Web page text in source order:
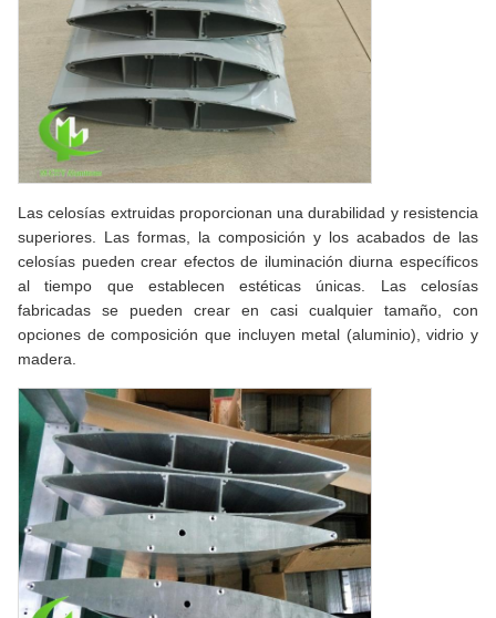
Las celosías extruidas proporcionan una durabilidad y resistencia
superiores. Las formas, la composición y los acabados de las
celosías pueden crear efectos de iluminación diurna específicos
al tiempo que establecen estéticas únicas. Las celosías
fabricadas se pueden crear en casi cualquier tamaño, con
opciones de composición que incluyen metal (aluminio), vidrio y
madera.